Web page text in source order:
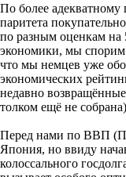
По более
паритета
по разным оценкам на
экономики, мы спорим
что мы немцев уже
экономических
недавно
толком ещё не
Перед нами по ВВП
Япония, но ввиду
колоссального